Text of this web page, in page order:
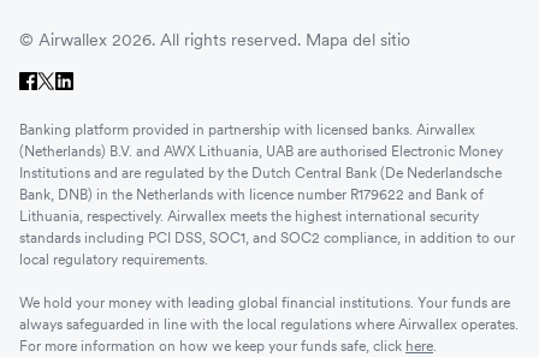
© Airwallex 2026. All rights reserved. Mapa del sitio
Banking platform provided in partnership with licensed banks. Airwallex
(Netherlands) B.V. and AWX Lithuania, UAB are authorised Electronic Money
Institutions and are regulated by the Dutch Central Bank (De Nederlandsche
Bank, DNB) in the Netherlands with licence number R179622 and Bank of
Lithuania, respectively. Airwallex meets the highest international security
standards including PCI DSS, SOC1, and SOC2 compliance, in addition to our
local regulatory requirements.
We hold your money with leading global financial institutions. Your funds are
always safeguarded in line with the local regulations where Airwallex operates.
For more information on how we keep your funds safe, click here.